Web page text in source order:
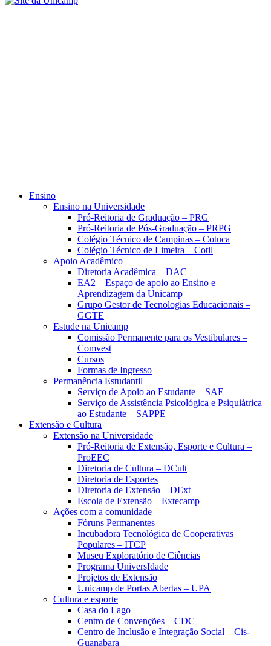
Ensino
Ensino na Universidade
Pró-Reitoria de Graduação – PRG
Pró-Reitoria de Pós-Graduação – PRPG
Colégio Técnico de Campinas – Cotuca
Colégio Técnico de Limeira – Cotil
Apoio Acadêmico
Diretoria Acadêmica – DAC
EA2 – Espaço de apoio ao Ensino e
Aprendizagem da Unicamp
Grupo Gestor de Tecnologias Educacionais –
GGTE
Estude na Unicamp
Comissão Permanente para os Vestibulares –
Comvest
Cursos
Formas de Ingresso
Permanência Estudantil
Serviço de Apoio ao Estudante – SAE
Serviço de Assistência Psicológica e Psiquiátrica
ao Estudante – SAPPE
Extensão e Cultura
Extensão na Universidade
Pró-Reitoria de Extensão, Esporte e Cultura –
ProEEC
Diretoria de Cultura – DCult
Diretoria de Esportes
Diretoria de Extensão – DExt
Escola de Extensão – Extecamp
Ações com a comunidade
Fóruns Permanentes
Incubadora Tecnológica de Cooperativas
Populares – ITCP
Museu Exploratório de Ciências
Programa UniversIdade
Projetos de Extensão
Unicamp de Portas Abertas – UPA
Cultura e esporte
Casa do Lago
Centro de Convenções – CDC
Centro de Inclusão e Integração Social – Cis-
Guanabara